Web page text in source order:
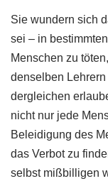
Sie wundern sich
sei – in
Menschen zu
denselben
dergleichen
nicht nur jede
Beleidigung des
das Verbot zu
selbst mißbilligen